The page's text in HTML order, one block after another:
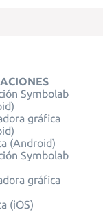
Symbolab
gráfica
(Android)
Symbolab
gráfica
(iOS)